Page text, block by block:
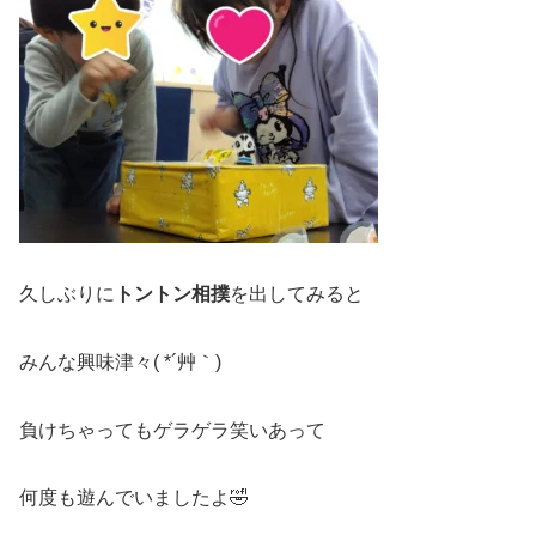
久しぶりに トントン相撲を出してみると
みんな興味津々( *´艸｀)
負けちゃってもゲラゲラ笑いあって
何度も遊んでいましたよ🤣